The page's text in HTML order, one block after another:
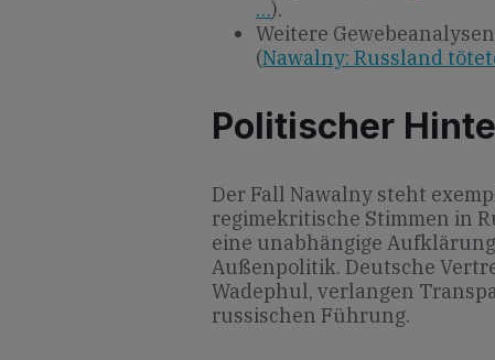
…).
Weitere
(Nawalny: Russland
Politischer
Der Fall Nawalny steht
regimekritische Stimmen in
eine unabhängige
Außenpolitik. Deutsche
Wadephul, verlangen
russischen Führung.